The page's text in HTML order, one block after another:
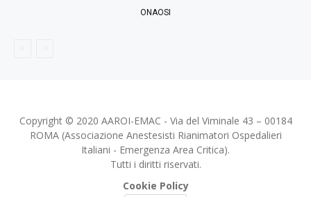
ONAOSI
Copyright © 2020 AAROI-EMAC - Via del Viminale 43 – 00184
ROMA (Associazione Anestesisti Rianimatori Ospedalieri
Italiani - Emergenza Area Critica).
Tutti i diritti riservati.
Cookie Policy